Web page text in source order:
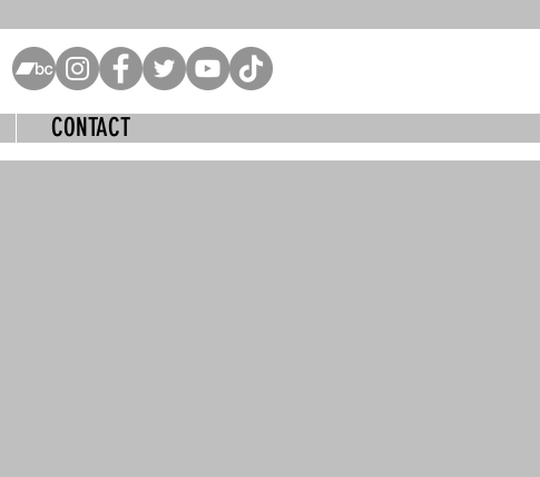
CONTACT